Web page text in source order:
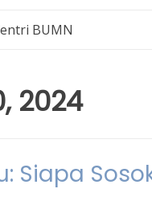
BUMN
2024
Siapa